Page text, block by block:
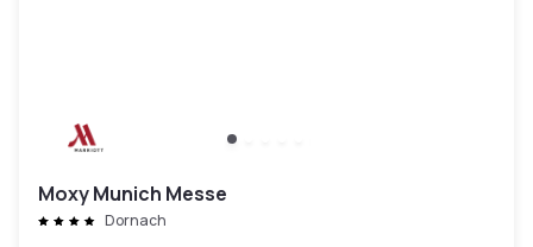
Moxy Munich Messe
Dornach